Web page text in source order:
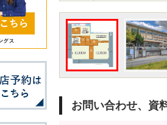
お問い合わせ、資